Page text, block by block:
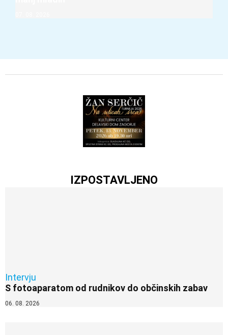
IZPOSTAVLJENO
Intervju
S fotoaparatom od rudnikov do občinskih zabav
06. 08. 2026